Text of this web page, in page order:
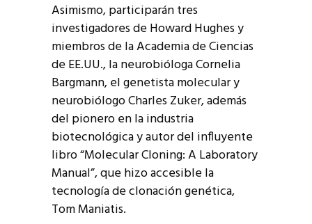
Asimismo, participarán tres
investigadores de Howard Hughes y
miembros de la Academia de Ciencias
de EE.UU., la neurobióloga Cornelia
Bargmann, el genetista molecular y
neurobiólogo Charles Zuker, además
del pionero en la industria
biotecnológica y autor del influyente
libro “Molecular Cloning: A Laboratory
Manual”, que hizo accesible la
tecnología de clonación genética,
Tom Maniatis.